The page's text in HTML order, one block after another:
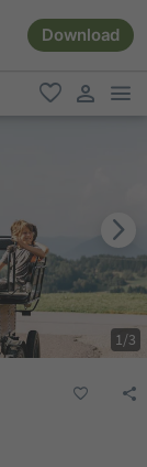
Download
favoriti
user link
1/3